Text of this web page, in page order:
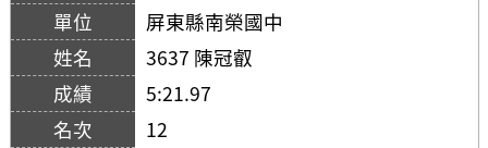
屏東縣南榮國中
3637 陳冠叡
5:21.97
12